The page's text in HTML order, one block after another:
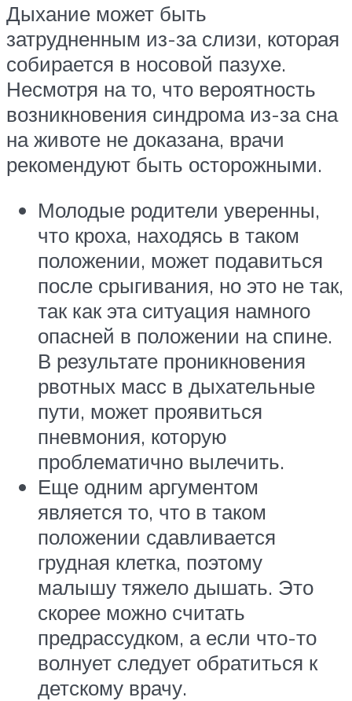
Дыхание может быть
затрудненным из-за слизи, которая
собирается в носовой пазухе.
Несмотря на то, что вероятность
возникновения синдрома из-за сна
на животе не доказана, врачи
рекомендуют быть осторожными.
Молодые родители уверенны,
что кроха, находясь в таком
положении, может подавиться
после срыгивания, но это не так,
так как эта ситуация намного
опасней в положении на спине.
В результате проникновения
рвотных масс в дыхательные
пути, может проявиться
пневмония, которую
проблематично вылечить.
Еще одним аргументом
является то, что в таком
положении сдавливается
грудная клетка, поэтому
малышу тяжело дышать. Это
скорее можно считать
предрассудком, а если что-то
волнует следует обратиться к
детскому врачу.